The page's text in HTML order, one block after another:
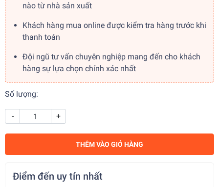
nào từ nhà sản xuất
Khách hàng mua online được kiểm tra hàng trước khi
thanh toán
Đội ngũ tư vấn chuyên nghiệp mang đến cho khách
hàng sự lựa chọn chính xác nhất
Số lượng:
- +
THÊM VÀO GIỎ HÀNG
Điểm đến uy tín nhất